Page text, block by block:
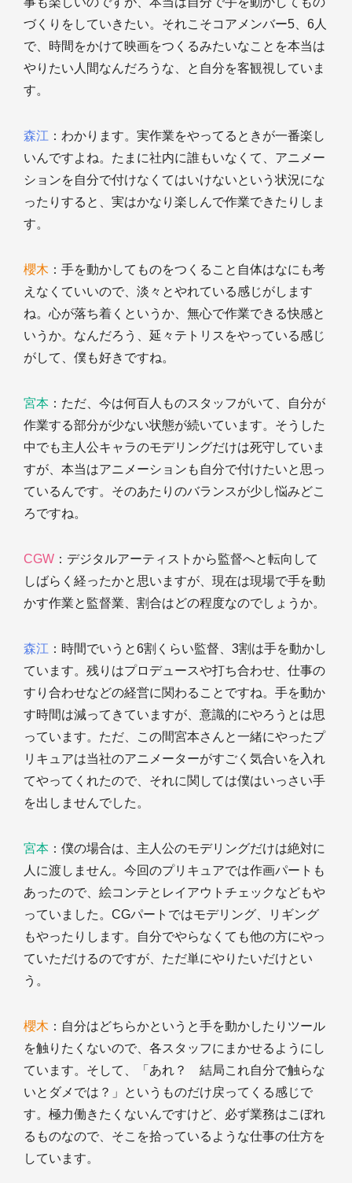
づくりをしていきたい。それこそコアメンバー5、6人
で、時間をかけて映画をつくるみたいなことを本当は
やりたい人間なんだろうな、と自分を客観視していま
す。
森江 ：わかります。実作業をやってるときが一番楽し
いんですよね。たまに社内に誰もいなくて、アニメー
ションを自分で付けなくてはいけないという状況にな
ったりすると、実はかなり楽しんで作業できたりしま
す。
櫻木 ：手を動かしてものをつくること自体はなにも考
えなくていいので、淡々とやれている感じがします
ね。心が落ち着くというか、無心で作業できる快感と
いうか。なんだろう、延々テトリスをやっている感じ
がして、僕も好きですね。
宮本 ：ただ、今は何百人ものスタッフがいて、自分が
作業する部分が少ない状態が続いています。そうした
中でも主人公キャラのモデリングだけは死守していま
すが、本当はアニメーションも自分で付けたいと思っ
ているんです。そのあたりのバランスが少し悩みどこ
ろですね。
CGW ：デジタルアーティストから監督へと転向して
しばらく経ったかと思いますが、現在は現場で手を動
かす作業と監督業、割合はどの程度なのでしょうか。
森江 ：時間でいうと6割くらい監督、3割は手を動かし
ています。残りはプロデュースや打ち合わせ、仕事の
すり合わせなどの経営に関わることですね。手を動か
す時間は減ってきていますが、意識的にやろうとは思
っています。ただ、この間宮本さんと一緒にやったプ
リキュアは当社のアニメーターがすごく気合いを入れ
てやってくれたので、それに関しては僕はいっさい手
を出しませんでした。
宮本 ：僕の場合は、主人公のモデリングだけは絶対に
人に渡しません。今回のプリキュアでは作画パートも
あったので、絵コンテとレイアウトチェックなどもや
っていました。CGパートではモデリング、リギング
もやったりします。自分でやらなくても他の方にやっ
ていただけるのですが、ただ単にやりたいだけとい
う。
櫻木 ：自分はどちらかというと手を動かしたりツール
を触りたくないので、各スタッフにまかせるようにし
ています。そして、「あれ？ 結局これ自分で触らな
いとダメでは？」というものだけ戻ってくる感じで
す。極力働きたくないんですけど、必ず業務はこぼれ
るものなので、そこを拾っているような仕事の仕方を
しています。